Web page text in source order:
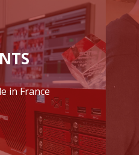
in France